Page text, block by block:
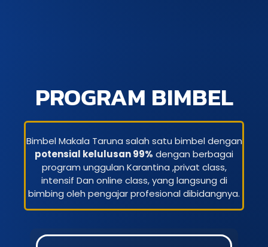
PROGRAM BIMBEL
Bimbel Makala Taruna salah satu bimbel dengan
potensial kelulusan 99% dengan berbagai
program unggulan Karantina ,privat class,
intensif Dan online class, yang langsung di
bimbing oleh pengajar profesional dibidangnya.